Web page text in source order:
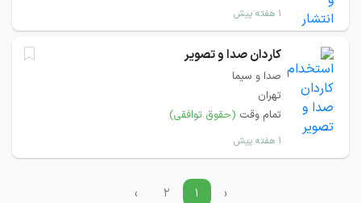
۱ هفته پیش
کاردان صدا و تصویر
صدا و سیما
تهران
تمام وقت (حقوق توافقی)
۱ هفته پیش
‹ ۱ ۲ ›